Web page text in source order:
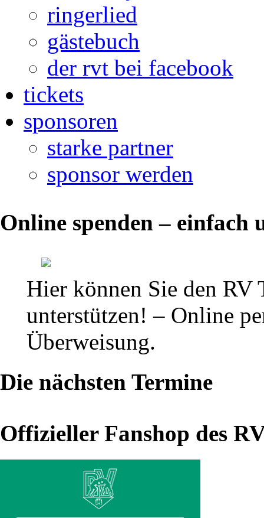
ringerlied
gästebuch
der rvt bei facebook
tickets
sponsoren
starke partner
sponsor werden
Online spenden – einfach
Hier können Sie den RV
unterstützen! – Online
Überweisung.
Die nächsten Termine
Offizieller Fanshop des
Vorschau
Kampftag:
Thalheim
RV
1908